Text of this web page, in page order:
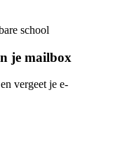
school
je mailbox
vergeet je e-